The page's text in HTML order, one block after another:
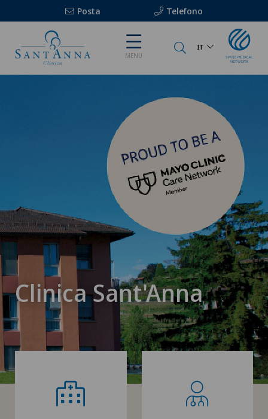
Posta Telefono
MENU
IT
Clinica Sant'Anna